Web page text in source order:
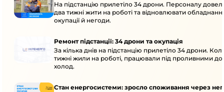
На підстанцію прилетіло 34 дрони. Персоналу
два тижні жити на роботі та відновлювати
окупації й негоди.
Ремонт підстанції: 34 дрони та окупація
За кілька днів на підстанцію прилетіло 34 дрони.
тижні жили на роботі, працювали під проливними
холод.
Стан енергосистеми: зросло споживання через